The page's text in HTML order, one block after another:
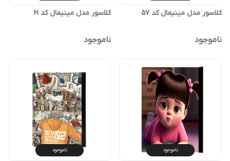
کلاسور مدل مینیمال کد 57
ناموجود
کلاسور مدل مینیمال کد 61
ناموجود
ناموجود ناموجود